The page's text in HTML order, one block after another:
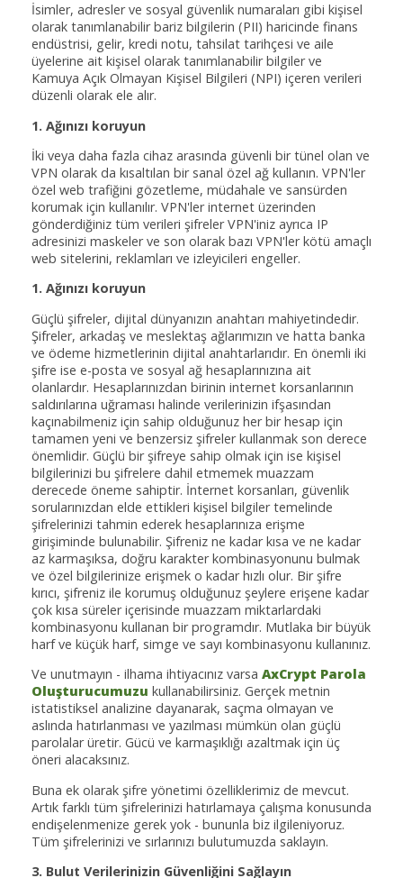
İsimler, adresler ve sosyal güvenlik numaraları gibi kişisel
olarak tanımlanabilir bariz bilgilerin (PII) haricinde finans
endüstrisi, gelir, kredi notu, tahsilat tarihçesi ve aile
üyelerine ait kişisel olarak tanımlanabilir bilgiler ve
Kamuya Açık Olmayan Kişisel Bilgileri (NPI) içeren verileri
düzenli olarak ele alır.
1. Ağınızı koruyun
İki veya daha fazla cihaz arasında güvenli bir tünel olan ve
VPN olarak da kısaltılan bir sanal özel ağ kullanın. VPN'ler
özel web trafiğini gözetleme, müdahale ve sansürden
korumak için kullanılır. VPN'ler internet üzerinden
gönderdiğiniz tüm verileri şifreler VPN'iniz ayrıca IP
adresinizi maskeler ve son olarak bazı VPN'ler kötü amaçlı
web sitelerini, reklamları ve izleyicileri engeller.
1. Ağınızı koruyun
Güçlü şifreler, dijital dünyanızın anahtarı mahiyetindedir.
Şifreler, arkadaş ve meslektaş ağlarımızın ve hatta banka
ve ödeme hizmetlerinin dijital anahtarlarıdır. En önemli iki
şifre ise e-posta ve sosyal ağ hesaplarınızına ait
olanlardır. Hesaplarınızdan birinin internet korsanlarının
saldırılarına uğraması halinde verilerinizin ifşasından
kaçınabilmeniz için sahip olduğunuz her bir hesap için
tamamen yeni ve benzersiz şifreler kullanmak son derece
önemlidir. Güçlü bir şifreye sahip olmak için ise kişisel
bilgilerinizi bu şifrelere dahil etmemek muazzam
derecede öneme sahiptir. İnternet korsanları, güvenlik
sorularınızdan elde ettikleri kişisel bilgiler temelinde
şifrelerinizi tahmin ederek hesaplarınıza erişme
girişiminde bulunabilir. Şifreniz ne kadar kısa ve ne kadar
az karmaşıksa, doğru karakter kombinasyonunu bulmak
ve özel bilgilerinize erişmek o kadar hızlı olur. Bir şifre
kırıcı, şifreniz ile korumuş olduğunuz şeylere erişene kadar
çok kısa süreler içerisinde muazzam miktarlardaki
kombinasyonu kullanan bir programdır. Mutlaka bir büyük
harf ve küçük harf, simge ve sayı kombinasyonu kullanınız.
Ve unutmayın - ilhama ihtiyacınız varsa AxCrypt Parola
Oluşturucumuzu kullanabilirsiniz. Gerçek metnin
istatistiksel analizine dayanarak, saçma olmayan ve
aslında hatırlanması ve yazılması mümkün olan güçlü
parolalar üretir. Gücü ve karmaşıklığı azaltmak için üç
öneri alacaksınız.
Buna ek olarak şifre yönetimi özelliklerimiz de mevcut.
Artık farklı tüm şifrelerinizi hatırlamaya çalışma konusunda
endişelenmenize gerek yok - bununla biz ilgileniyoruz.
Tüm şifrelerinizi ve sırlarınızı bulutumuzda saklayın.
3. Bulut Verilerinizin Güvenliğini Sağlayın